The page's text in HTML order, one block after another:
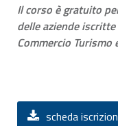
Il corso è gratuito
delle aziende
Commercio Turismo
scheda